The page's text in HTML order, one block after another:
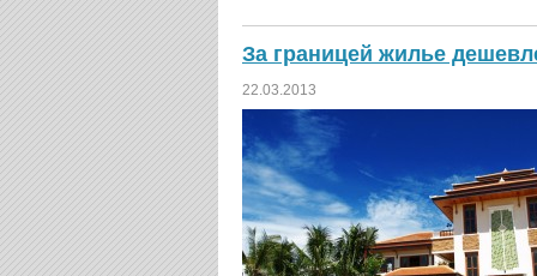
За границей жилье
22.03.2013